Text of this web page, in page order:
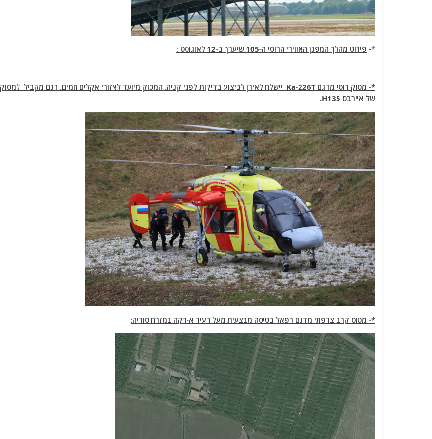
*- פירוט מהלך המפגן האווירי הרוסי ה-105 שיערך ב-12 לאוגוסט :
*- מסוק רוסי מדגם Ka-226T יישלח לאירן לביצוע בדיקות לפני קניה. המסוק מיועד לאזורי אקלים חמים. דגם מקביל למסוק
של איירבס H135.
*- מטוס קרב צרפתי מדגם רפאל בטיסה מבצעית מעל העיר א-רקה במזרח סוריה: